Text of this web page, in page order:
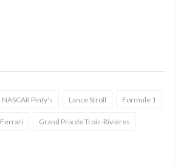
NASCAR Pinty's Lance Stroll Formule 1
Ferrari Grand Prix de Trois-Rivières